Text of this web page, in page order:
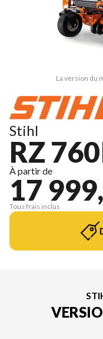
La version du
Stihl
RZ
À partir de
17
Tous frais inclus